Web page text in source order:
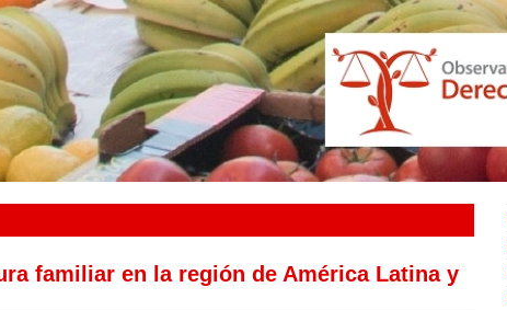
familiar en la región de América Latina y